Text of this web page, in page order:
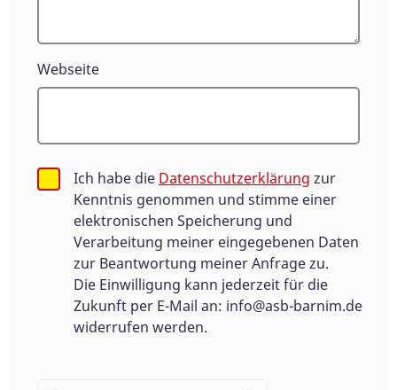
Webseite
Ich habe die Datenschutzerklärung zur
Kenntnis genommen und stimme einer
elektronischen Speicherung und
Verarbeitung meiner eingegebenen Daten
zur Beantwortung meiner Anfrage zu.
Die Einwilligung kann jederzeit für die
Zukunft per E-Mail an: info@asb-barnim.de
widerrufen werden.